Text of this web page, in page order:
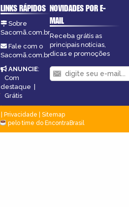
LINKS RÁPIDOS
Sobre
Sacomã.com.br
Fale com o
Sacomã.com.br
ANUNCIE:
Com
destaque
Grátis
NOVIDADES POR E-
MAIL
Receba grátis as
principais notícias,
dicas e promoções
Privacidade
Sitemap
pelo time do EncontraBrasil